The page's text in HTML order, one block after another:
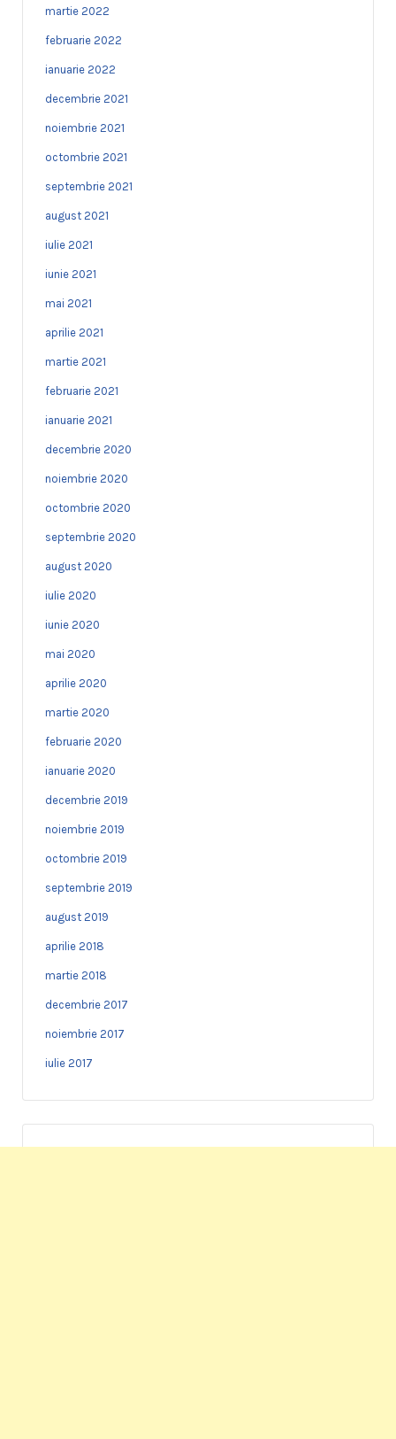
martie 2022
februarie 2022
ianuarie 2022
decembrie 2021
noiembrie 2021
octombrie 2021
septembrie 2021
august 2021
iulie 2021
iunie 2021
mai 2021
aprilie 2021
martie 2021
februarie 2021
ianuarie 2021
decembrie 2020
noiembrie 2020
octombrie 2020
septembrie 2020
august 2020
iulie 2020
iunie 2020
mai 2020
aprilie 2020
martie 2020
februarie 2020
ianuarie 2020
decembrie 2019
noiembrie 2019
octombrie 2019
septembrie 2019
august 2019
aprilie 2018
martie 2018
decembrie 2017
noiembrie 2017
iulie 2017